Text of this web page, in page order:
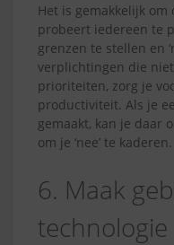
Het is gemakkelijk
probeert iedereen te
grenzen te stellen en
verplichtingen die
prioriteiten, zorg je
productiviteit. Als je
gemaakt, kan je daar
om je ‘nee’ te kaderen.
6. Maak
technologie